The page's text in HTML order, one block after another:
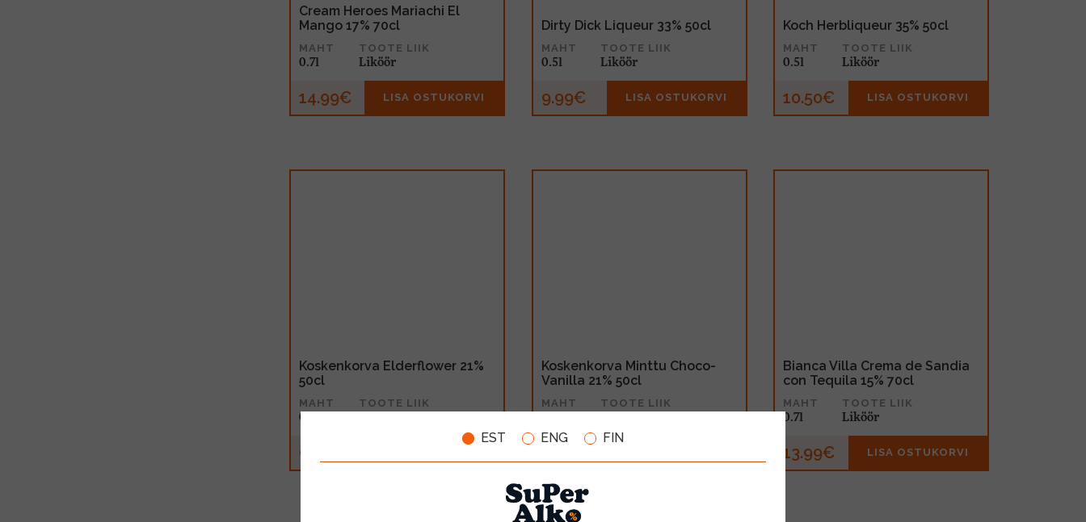
EST ENG FIN
Cream Heroes Mariachi El
Mango 17% 70cl
MAHT
0.7l
TOOTE LIIK
Liköör
14.99€ LISA OSTUKORVI
Dirty Dick Liqueur 33% 50cl
MAHT
0.5l
TOOTE LIIK
Liköör
9.99€ LISA OSTUKORVI
Koch Herbliqueur 35% 50cl
MAHT
0.5l
TOOTE LIIK
Liköör
10.50€ LISA OSTUKORVI
Koskenkorva Elderflower 21%
50cl
MAHT
0.5l
TOOTE LIIK
9.99€
Koskenkorva Minttu Choco-
Vanilla 21% 50cl
MAHT
TOOTE LIIK
Bianca Villa Crema de Sandia
con Tequila 15% 70cl
MAHT
0.7l
TOOTE LIIK
Liköör
13.99€ LISA OSTUKORVI